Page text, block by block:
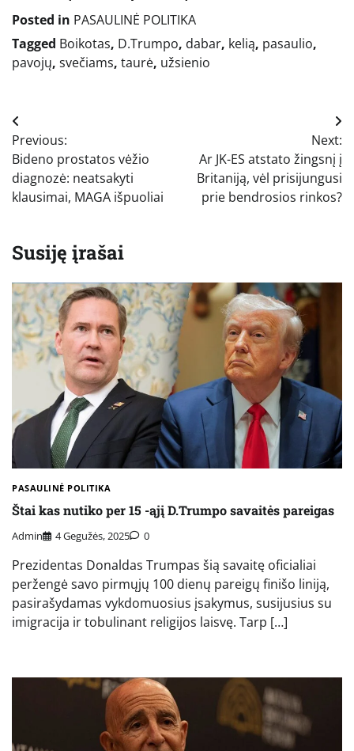
Posted in PASAULINĖ POLITIKA
Tagged Boikotas, D.Trumpo, dabar, kelią, pasaulio,
pavojų, svečiams, taurė, užsienio
Navigacija
tarp
įrašų
Previous:
Bideno prostatos vėžio
diagnozė: neatsakyti
klausimai, MAGA išpuoliai
Next:
Ar JK-ES atstato žingsnį į
Britaniją, vėl prisijungusi
prie bendrosios rinkos?
Susiję įrašai
PASAULINĖ POLITIKA
Štai kas nutiko per 15 -ąjį D.Trumpo savaitės pareigas
Admin 4 Gegužės, 2025 0
Prezidentas Donaldas Trumpas šią savaitę oficialiai
peržengė savo pirmųjų 100 dienų pareigų finišo liniją,
pasirašydamas vykdomuosius įsakymus, susijusius su
imigracija ir tobulinant religijos laisvę. Tarp […]